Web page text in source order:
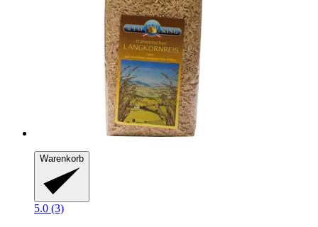
Warenkorb
5.0 (3)